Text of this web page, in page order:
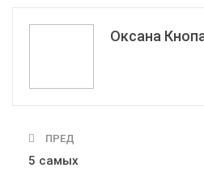
Эл. адрес
Оксана
ПРЕД
5 самых